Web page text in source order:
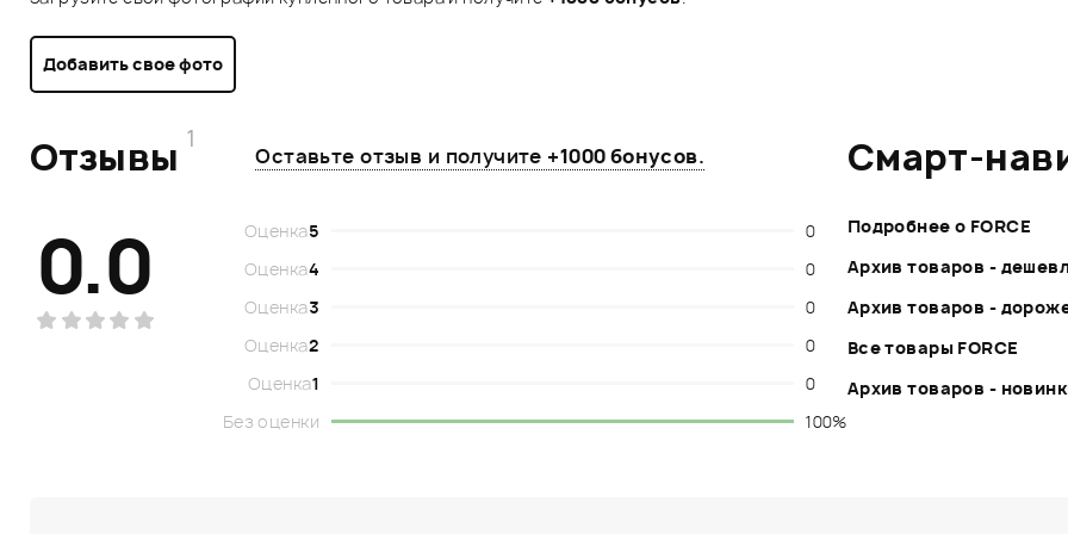
Добавить свое фото
Отзывы 1
Оставьте отзыв и получите +1000 бонусов.
0.0 Оценка5
0
Оценка4
0
Оценка3
0
Оценка2
0
Оценка1
0
Без оценки
100%
Смарт-
Подробнее о FORCE
Архив товаров -
Архив товаров -
Все товары FORCE
Архив товаров -